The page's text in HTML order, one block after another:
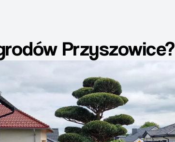
Przyszowice?